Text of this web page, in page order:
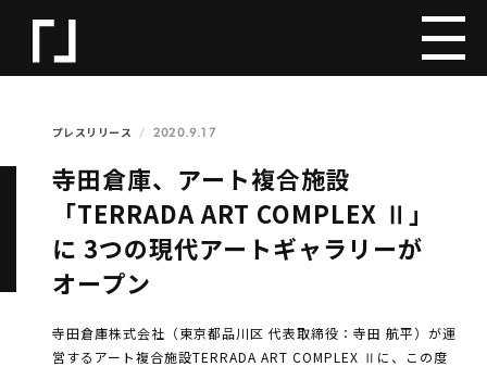
プレスリリース 2020.9.17
寺田倉庫、アート複合施設
「TERRADA ART COMPLEX Ⅱ」
に 3つの現代アートギャラリーが
オープン
寺⽥倉庫株式会社（東京都品川区 代表取締役：寺田 航平）が運
営するアート複合施設TERRADA ART COMPLEX Ⅱに、この度